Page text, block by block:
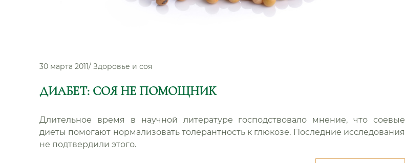
30 марта 2011/ Здоровье и соя
ДИАБЕТ: СОЯ НЕ ПОМОЩНИК
Длительное время в научной литературе господствовало мнение, что соевые
диеты помогают нормализовать толерантность к глюкозе. Последние исследования
не подтвердили этого.